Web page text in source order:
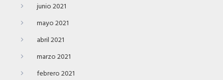
junio 2021
mayo 2021
abril 2021
marzo 2021
febrero 2021